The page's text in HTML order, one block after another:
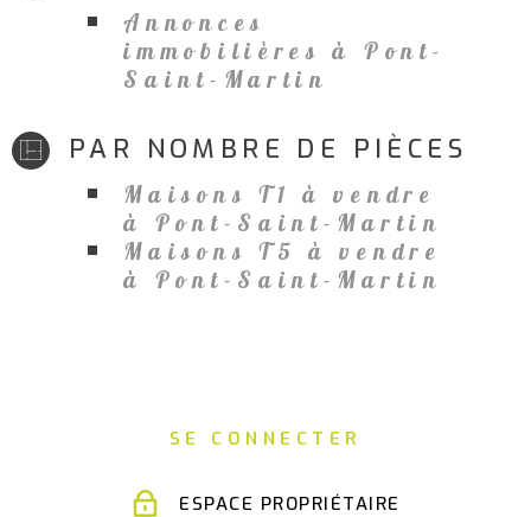
Annonces
immobilières à Pont-
Saint-Martin
PAR NOMBRE DE PIÈCES
Maisons T1 à vendre
à Pont-Saint-Martin
Maisons T5 à vendre
à Pont-Saint-Martin
SE CONNECTER
ESPACE PROPRIÉTAIRE